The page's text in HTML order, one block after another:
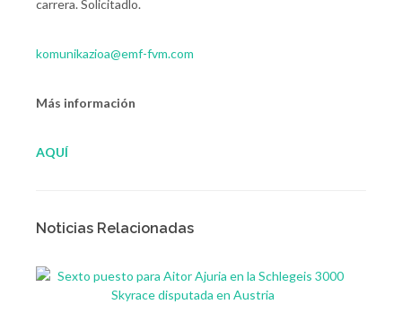
carrera. Solicitadlo.
komunikazioa@emf-fvm.com
Más información
AQUÍ
Noticias Relacionadas